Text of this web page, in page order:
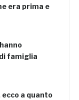
era prima e
famiglia
ecco a quanto